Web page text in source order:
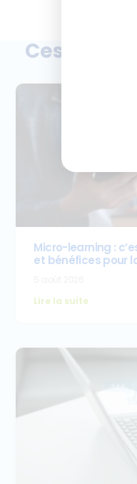
Ces
Micro-learning :
et bénéfices pour
Lire la suite